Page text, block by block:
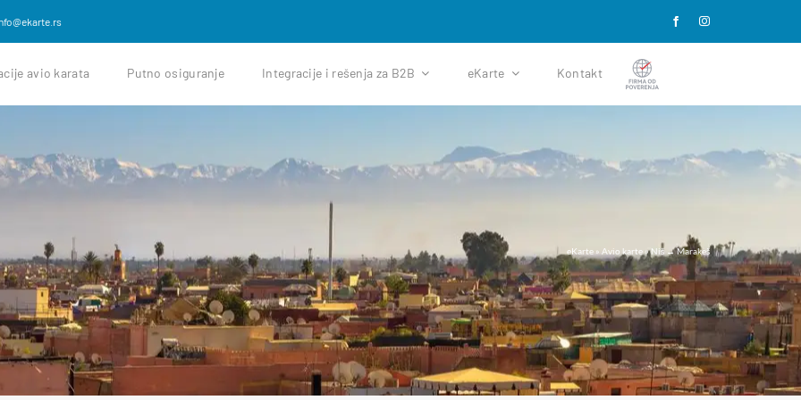
avio karata Putno osiguranje Integracije i rešenja za B2B eKarte Kontakt
eKarte » Avio karte »Niš → Marakeš